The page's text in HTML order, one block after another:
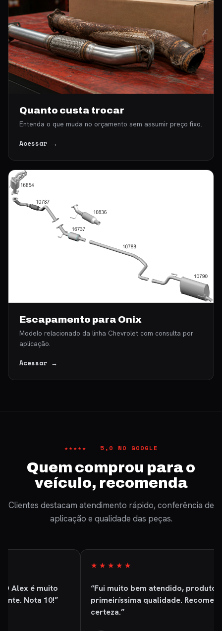
Quanto custa trocar
Entenda o que muda no orçamento sem assumir preço fixo.
Acessar →
Escapamento para Onix
Modelo relacionado da linha Chevrolet com consulta por
aplicação.
Acessar →
★★★★★ 5,0 NO GOOGLE
Quem comprou para o
veículo, recomenda
Clientes destacam atendimento rápido, conferência de
aplicação e qualidade das peças.
“Fui muito bem atendido, produto excelente de
primeiríssima qualidade. Recomendo com